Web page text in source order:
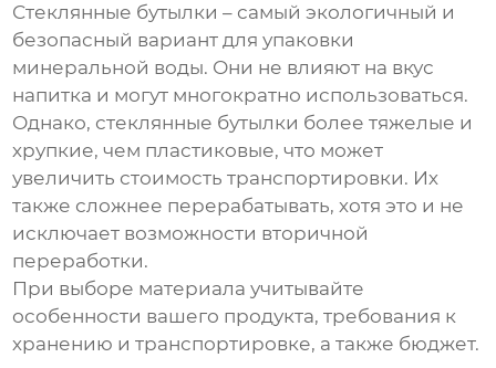
Стеклянные бутылки – самый экологичный и
безопасный вариант для упаковки
минеральной воды. Они не влияют на вкус
напитка и могут многократно использоваться.
Однако, стеклянные бутылки более тяжелые и
хрупкие, чем пластиковые, что может
увеличить стоимость транспортировки. Их
также сложнее перерабатывать, хотя это и не
исключает возможности вторичной
переработки.
При выборе материала учитывайте
особенности вашего продукта, требования к
хранению и транспортировке, а также бюджет.